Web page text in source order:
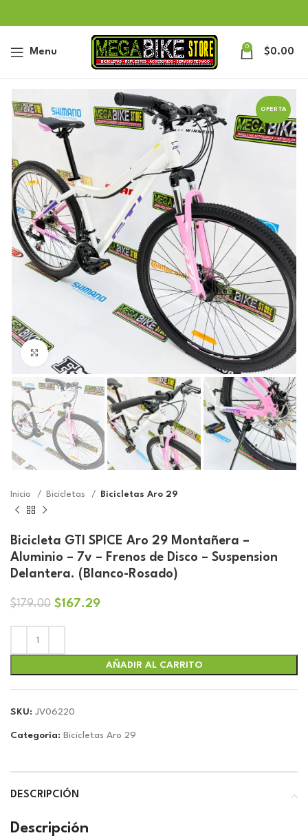
Menu 0 $0.00
OFERTA
Click to enlarge
Inicio Bicicletas Bicicletas Aro 29
Bicicleta GTI SPICE Aro 29 Montañera –
Aluminio – 7v – Frenos de Disco – Suspension
Delantera. (Blanco-Rosado)
$179.00 El
era:
$167.29El
$167.29.
AÑADIR AL CARRITO
SKU: JV06220
Categoría: Bicicletas Aro 29
DESCRIPCIÓN
Descripción